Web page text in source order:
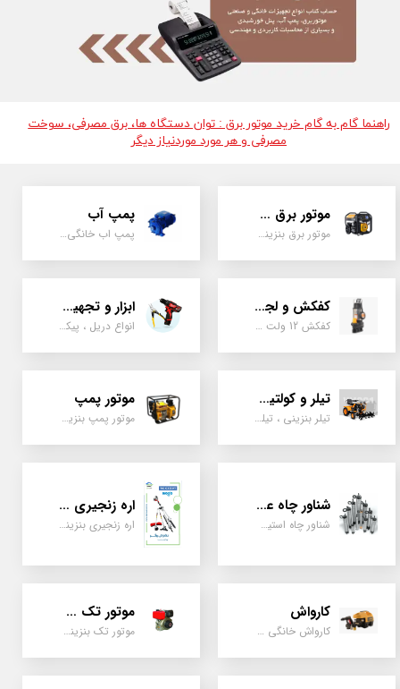
راهنما گام به گام خرید موتور برق : توان دستگاه ها، برق مصرفی، سوخت
مصرفی و هر مورد موردنیاز دیگر
موتور برق و ژنراتور
موتور برق بنزینی، دیزلی ، گازی ، سه گانه سوز
پمپ آب
پمپ اب خانگی، بشقابی ، جتی ، دو پروانه کشاورزی
کفکش و لجن کش
کفکش 12 ولت ، 220 ولت ، یک اینچ به بالا لجن کش کاتردار، لجن کش چدنی
ابزار و تجهیزات
انواع دریل ، پیکور، ابزارالات، سیل مکانیکی، قطعات پمپ
تیلر و کولتیواتور
تیلر بنزینی ، تیلر دیزل، تیلر چهار چرخ، تیلر مزرعه و کشاورزی
موتور پمپ
موتور پمپ بنزینی، دیزلی، نفتی ، یک اینچ به بالا
شناور چاه عمیق
شناور چاه استیل ، تک فاز و سه فاز، یک اینچ به بالا
اره زنجیری / علفتراش
اره زنجیری بنزینی ، علفتراش دو زمانه و چهار زمانه ، دوشی و پشتی
کارواش
کارواش خانگی و صنعتی و نیمه صنعتی
موتور تک سیلندر
موتور تک بنزینی ، دیزلی، کارتینگی ، تیلری